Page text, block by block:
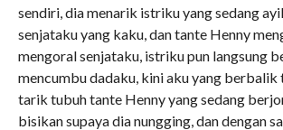
sendiri, dia menarik istriku yang sedang
senjataku yang kaku, dan tante Henny
mengoral senjataku, istriku pun langsung
mencumbu dadaku, kini aku yang berbalik
tarik tubuh tante Henny yang sedang
bisikan supaya dia nungging, dan dengan